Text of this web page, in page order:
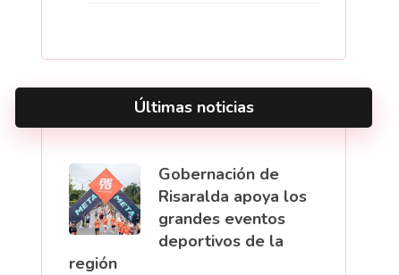
Últimas noticias
Gobernación de
Risaralda apoya los
grandes eventos
deportivos de la
región